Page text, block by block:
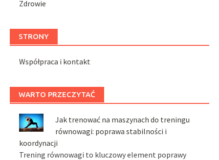
Zdrowie
STRONY
Współpraca i kontakt
WARTO PRZECZYTAĆ
Jak trenować na maszynach do treningu
równowagi: poprawa stabilności i
koordynacji
Trening równowagi to kluczowy element poprawy